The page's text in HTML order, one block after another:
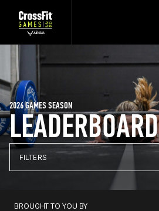
LEADERBOARD
2026 GAMES SEASON
FILTERS
BROUGHT TO YOU BY